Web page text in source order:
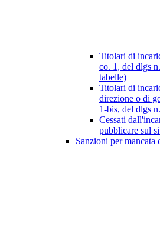
Titolari di
co. 1, del dlgs
tabelle)
Titolari di
direzione o di
1-bis, del dlgs
Cessati
pubblicare sul
Sanzioni per mancata